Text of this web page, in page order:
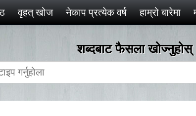
वृहत् खोज नेकाप प्रत्येक वर्ष हाम्रो बारेमा
शब्दबाट फैसला खोज्‍नुहोस्